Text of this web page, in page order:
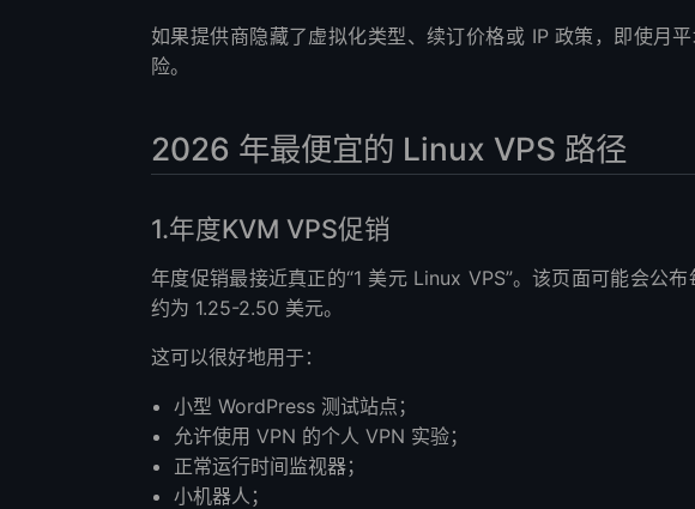
如果提供商隐藏了虚拟化类型、续订价格或 IP 政策，即使月
险。
2026 年最便宜的 Linux VPS 路径
1.年度KVM VPS促销
年度促销最接近真正的“1 美元 Linux VPS”。该页面可能会公
约为 1.25-2.50 美元。
这可以很好地用于：
小型 WordPress 测试站点；
允许使用 VPN 的个人 VPN 实验；
正常运行时间监视器；
小机器人；